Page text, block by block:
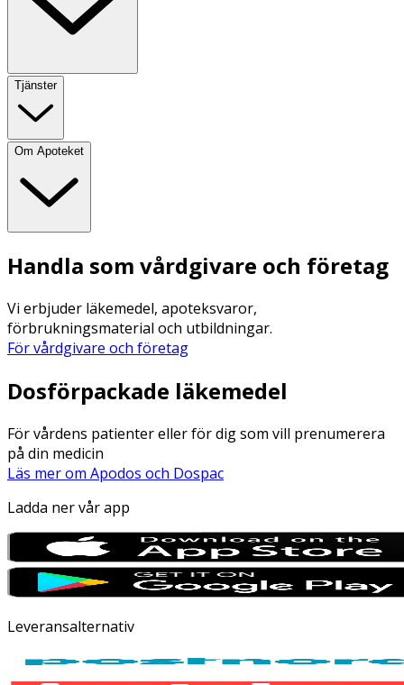
Tjänster
Om Apoteket
Handla som vårdgivare och företag
Vi erbjuder läkemedel, apoteksvaror,
förbrukningsmaterial och utbildningar.
För vårdgivare och företag
Dosförpackade läkemedel
För vårdens patienter eller för dig som vill prenumerera
på din medicin
Läs mer om Apodos och Dospac
Ladda ner vår app
Leveransalternativ